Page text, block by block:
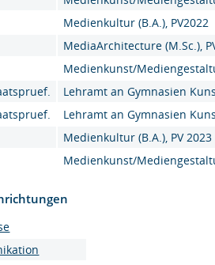
Medienkultur (B.A.), PV2022
MediaArchitecture (M.Sc.),
Medienkunst/
Lehramt an Gymnasien
Lehramt an Gymnasien
Medienkultur (B.A.), PV 2023
Medienkunst/